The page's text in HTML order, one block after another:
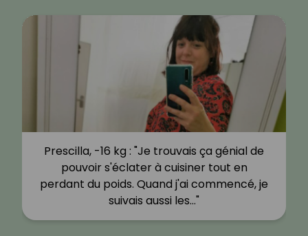
Prescilla, -16 kg : "Je trouvais ça génial de
pouvoir s'éclater à cuisiner tout en
perdant du poids. Quand j'ai commencé, je
suivais aussi les…"